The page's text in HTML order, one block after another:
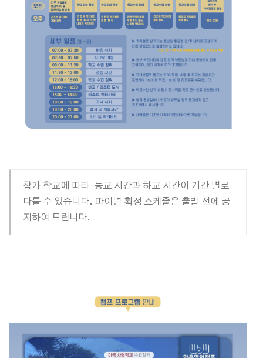
참가 학교에 따라 등교 시간과 하교 시간이 기간 별로
다를 수 있습니다. 파이널 확정 스케줄은 출발 전에 공
지하여 드립니다.